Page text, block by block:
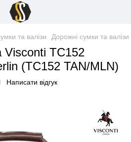
та валізи Дорожні сумки та
TC152
(TC152 TAN/MLN)
Написати відгук